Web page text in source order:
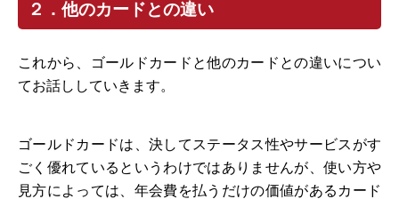
２．他のカードとの違い
これから、ゴールドカードと他のカードとの違いについ
てお話ししていきます。
ゴールドカードは、決してステータス性やサービスがす
ごく優れているというわけではありませんが、使い方や
見方によっては、年会費を払うだけの価値があるカード